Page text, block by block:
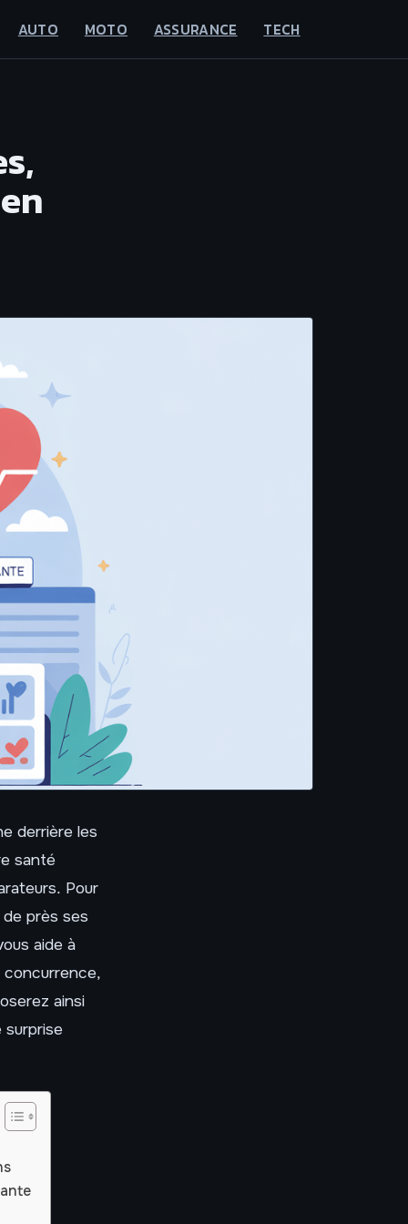
AUTO MOTO ASSURANCE TECH
derrière les
santé
Pour
près ses
aide à
concurrence,
ainsi
surprise